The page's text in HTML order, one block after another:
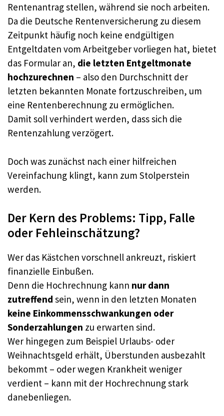
Rentenantrag stellen, während sie noch arbeiten.
Da die Deutsche Rentenversicherung zu diesem
Zeitpunkt häufig noch keine endgültigen
Entgeltdaten vom Arbeitgeber vorliegen hat, bietet
das Formular an, die letzten Entgeltmonate
hochzurechnen – also den Durchschnitt der
letzten bekannten Monate fortzuschreiben, um
eine Rentenberechnung zu ermöglichen.
Damit soll verhindert werden, dass sich die
Rentenzahlung verzögert.
Doch was zunächst nach einer hilfreichen
Vereinfachung klingt, kann zum Stolperstein
werden.
Der Kern des Problems: Tipp, Falle
oder Fehleinschätzung?
Wer das Kästchen vorschnell ankreuzt, riskiert
finanzielle Einbußen.
Denn die Hochrechnung kann nur dann
zutreffend sein, wenn in den letzten Monaten
keine Einkommensschwankungen oder
Sonderzahlungen zu erwarten sind.
Wer hingegen zum Beispiel Urlaubs- oder
Weihnachtsgeld erhält, Überstunden ausbezahlt
bekommt – oder wegen Krankheit weniger
verdient – kann mit der Hochrechnung stark
danebenliegen.